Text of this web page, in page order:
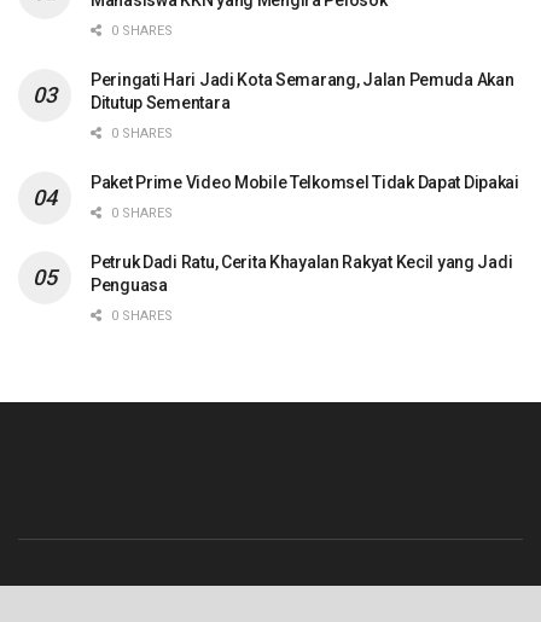
0 SHARES
Peringati Hari Jadi Kota Semarang, Jalan Pemuda Akan
Ditutup Sementara
0 SHARES
Paket Prime Video Mobile Telkomsel Tidak Dapat Dipakai
0 SHARES
Petruk Dadi Ratu, Cerita Khayalan Rakyat Kecil yang Jadi
Penguasa
0 SHARES